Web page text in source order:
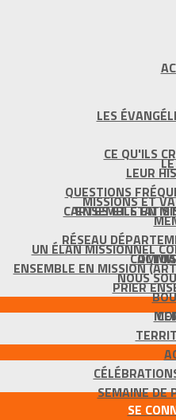
LES
CE QU'ILS
LEUR
QUESTIONS
CARTES ET
MISSIONS ET
RÉSEAU
NOUS
ENSEMBLE EN
UN ÉLAN MISSIONNEL
ENSEMBLE EN MISSION
PRIER
SEMAINE DE
SE